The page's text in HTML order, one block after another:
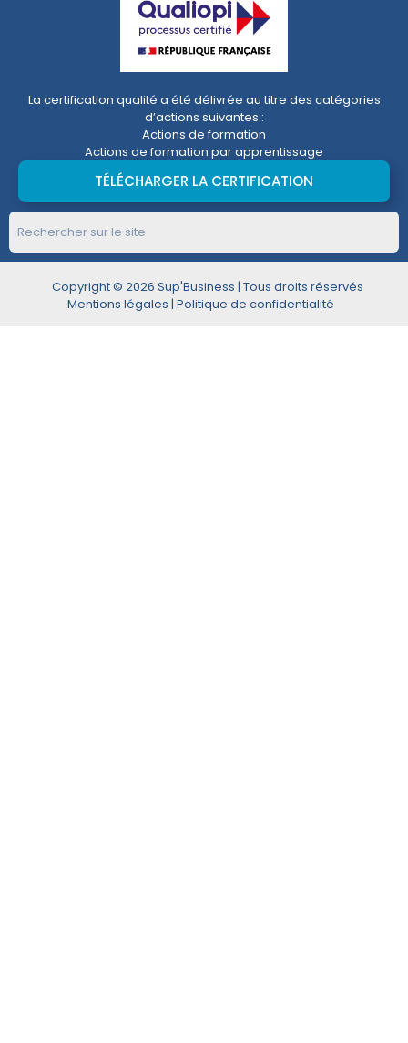
La certification qualité a été délivrée au titre des catégories
d’actions suivantes :
Actions de formation
Actions de formation par apprentissage
TÉLÉCHARGER LA CERTIFICATION
Copyright © 2026 Sup'Business | Tous droits réservés
Mentions légales | Politique de confidentialité